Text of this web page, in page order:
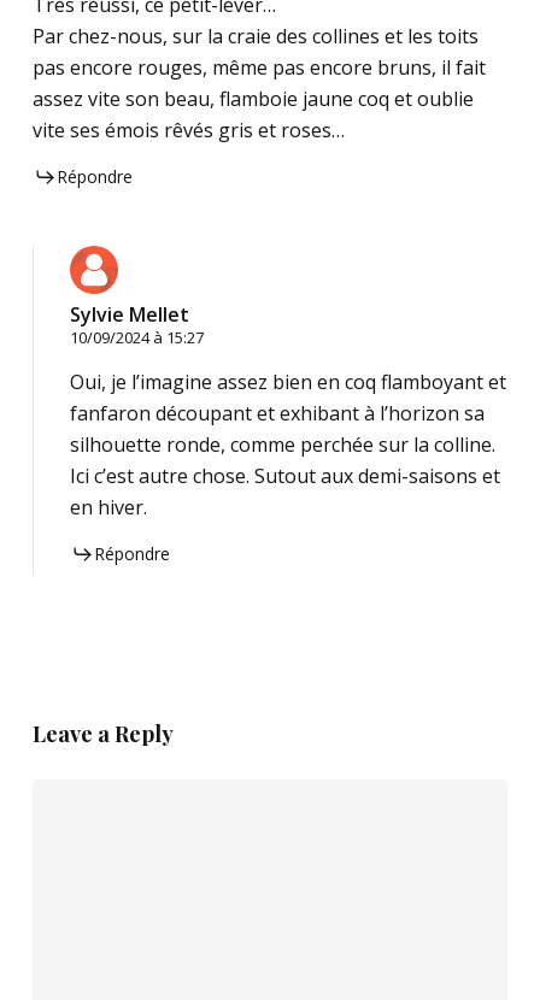
Très réussi, ce petit-lever…
Par chez-nous, sur la craie des collines et les toits
pas encore rouges, même pas encore bruns, il fait
assez vite son beau, flamboie jaune coq et oublie
vite ses émois rêvés gris et roses…
Répondre
Sylvie Mellet
10/09/2024 à 15:27
Oui, je l’imagine assez bien en coq flamboyant et
fanfaron découpant et exhibant à l’horizon sa
silhouette ronde, comme perchée sur la colline.
Ici c’est autre chose. Sutout aux demi-saisons et
en hiver.
Répondre
Leave a Reply